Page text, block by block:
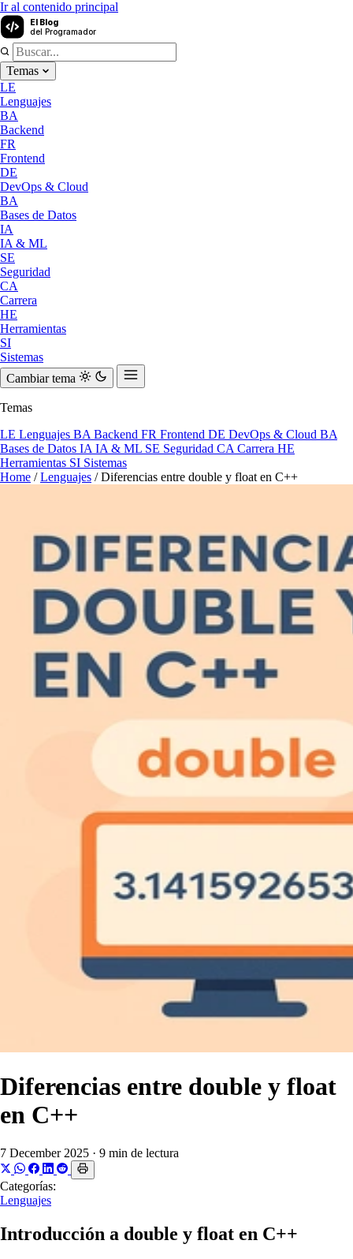
Ir al contenido principal
El Blog
del Programador
Temas
LE
Lenguajes
BA
Backend
FR
Frontend
DE
DevOps & Cloud
BA
Bases de Datos
IA
IA & ML
SE
Seguridad
CA
Carrera
HE
Herramientas
SI
Sistemas
Cambiar tema
Temas
LE Lenguajes BA Backend FR Frontend DE DevOps & Cloud BA
Bases de Datos IA IA & ML SE Seguridad CA Carrera HE
Herramientas SI Sistemas
Home / Lenguajes / Diferencias entre double y float en C++
Diferencias entre double y float
en C++
7 December 2025 · 9 min de lectura
Categorías:
Lenguajes
Introducción a double y float en C++